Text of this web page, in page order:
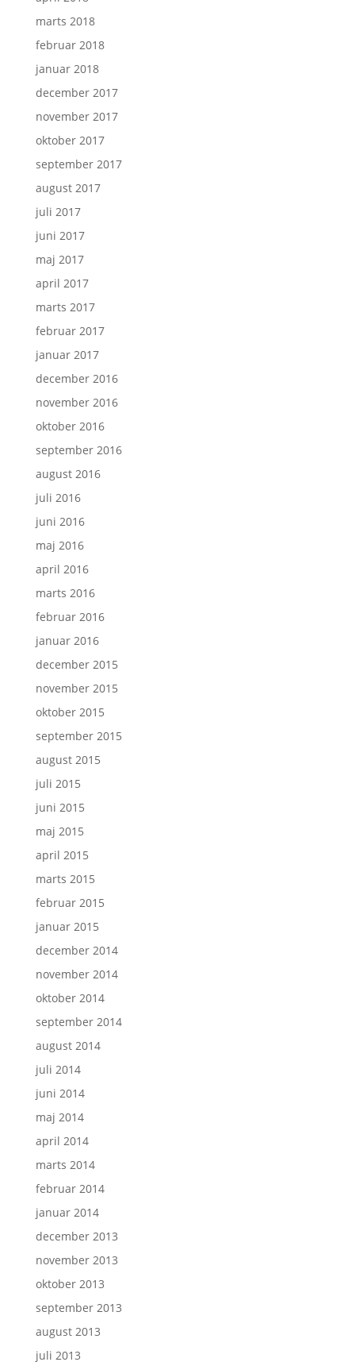
marts 2018
februar 2018
januar 2018
december 2017
november 2017
oktober 2017
september 2017
august 2017
juli 2017
juni 2017
maj 2017
april 2017
marts 2017
februar 2017
januar 2017
december 2016
november 2016
oktober 2016
september 2016
august 2016
juli 2016
juni 2016
maj 2016
april 2016
marts 2016
februar 2016
januar 2016
december 2015
november 2015
oktober 2015
september 2015
august 2015
juli 2015
juni 2015
maj 2015
april 2015
marts 2015
februar 2015
januar 2015
december 2014
november 2014
oktober 2014
september 2014
august 2014
juli 2014
juni 2014
maj 2014
april 2014
marts 2014
februar 2014
januar 2014
december 2013
november 2013
oktober 2013
september 2013
august 2013
juli 2013